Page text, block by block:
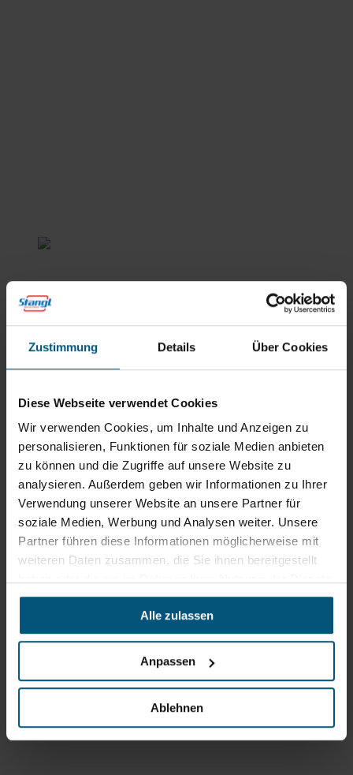
Zustimmung Details Über Cookies
Diese Webseite verwendet Cookies
Wir verwenden Cookies, um Inhalte und Anzeigen zu
personalisieren, Funktionen für soziale Medien anbieten
zu können und die Zugriffe auf unsere Website zu
analysieren. Außerdem geben wir Informationen zu Ihrer
Verwendung unserer Website an unsere Partner für
soziale Medien, Werbung und Analysen weiter. Unsere
Partner führen diese Informationen möglicherweise mit
weiteren Daten zusammen, die Sie ihnen bereitgestellt
gesammelt haben.
Alle zulassen
Anpassen
Ablehnen
GmbH
Gewerbegebiet Süd 1
5204 Straßwalchen
+43 6215 89 00
office@stangl.at
Zum
Routenplaner
in
neuem
Tab)
Öffnungszeiten
Mo - Do: 07:30 - 12:00
Uhr
sowie 12:30 -16:30 Uhr
Fr: 07:30 - 12:00 Uhr
Stangl Niederlassung Ost
Werkstraße 8
+43 2253 61730
office@stangl.at
Zum
(Öffnet
in